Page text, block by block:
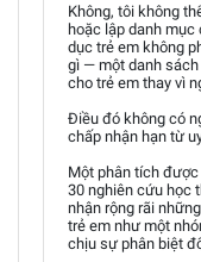
Không, tôi không
hoặc lập danh
dục trẻ em không
gì — một danh
cho trẻ em thay vì
Điều đó không có
chấp nhận hạn từ
Một phân tích
30 nghiên cứu học
nhận rộng rãi
trẻ em như một
chịu sự phân biệt